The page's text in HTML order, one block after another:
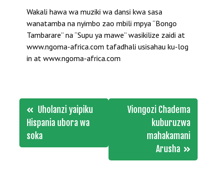
Wakali hawa wa muziki wa dansi kwa sasa
wanatamba na nyimbo zao mbili mpya “Bongo
Tambarare” na “Supu ya mawe” wasikilize zaidi at
www.ngoma-africa.com tafadhali usisahau ku-log
in at www.ngoma-africa.com
Post
navigation
Uholanzi yaipiku
Hispania ubora wa
soka
Viongozi Chadema
kuburuzwa
mahakamani
Arusha